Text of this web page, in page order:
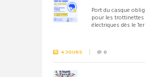
Port du casque
pour les trottinettes
électriques dès le 1er
4 JOURS 0